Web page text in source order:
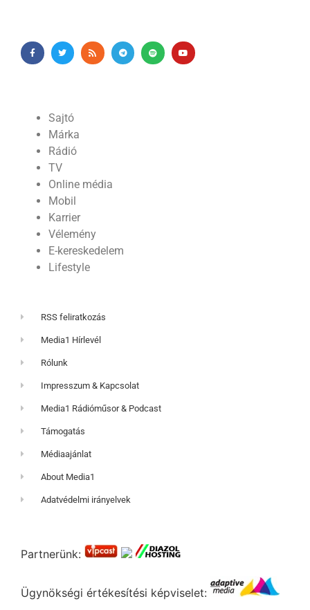
Sajtó
Márka
Rádió
TV
Online média
Mobil
Karrier
Vélemény
E-kereskedelem
Lifestyle
RSS feliratkozás
Media1 Hírlevél
Rólunk
Impresszum & Kapcsolat
Media1 Rádióműsor & Podcast
Támogatás
Médiaajánlat
About Media1
Adatvédelmi irányelvek
Partnerünk:
Ügynökségi értékesítési képviselet: